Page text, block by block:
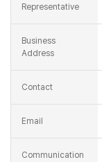
Representative
Business
Address
Contact
Email
Communication